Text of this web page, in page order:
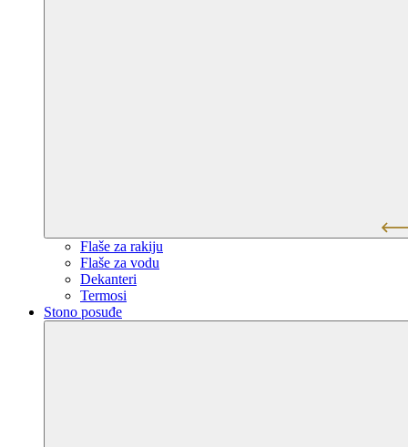
Flaše za rakiju
Flaše za vodu
Dekanteri
Termosi
Stono posuđe